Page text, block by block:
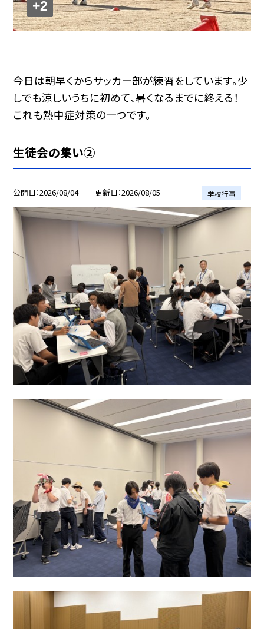
+2
今日は朝早くからサッカー部が練習をしています。少
しでも涼しいうちに初めて、暑くなるまでに終える！
これも熱中症対策の一つです。
生徒会の集い②
公開日 2026/08/04 更新日 2026/08/05 学校行事